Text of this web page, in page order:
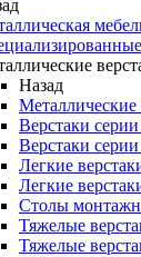
Назад
Металлические
Верстаки
Верстаки
Легкие
Легкие
Столы
Тяжелые
Тяжелые